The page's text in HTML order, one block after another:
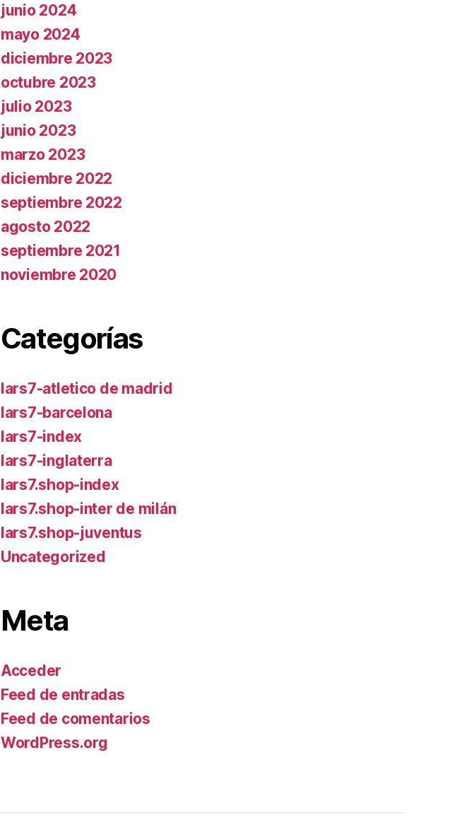
junio 2024
mayo 2024
diciembre 2023
octubre 2023
julio 2023
junio 2023
marzo 2023
diciembre 2022
septiembre 2022
agosto 2022
septiembre 2021
noviembre 2020
Categorías
lars7-atletico de madrid
lars7-barcelona
lars7-index
lars7-inglaterra
lars7.shop-index
lars7.shop-inter de milán
lars7.shop-juventus
Uncategorized
Meta
Acceder
Feed de entradas
Feed de comentarios
WordPress.org